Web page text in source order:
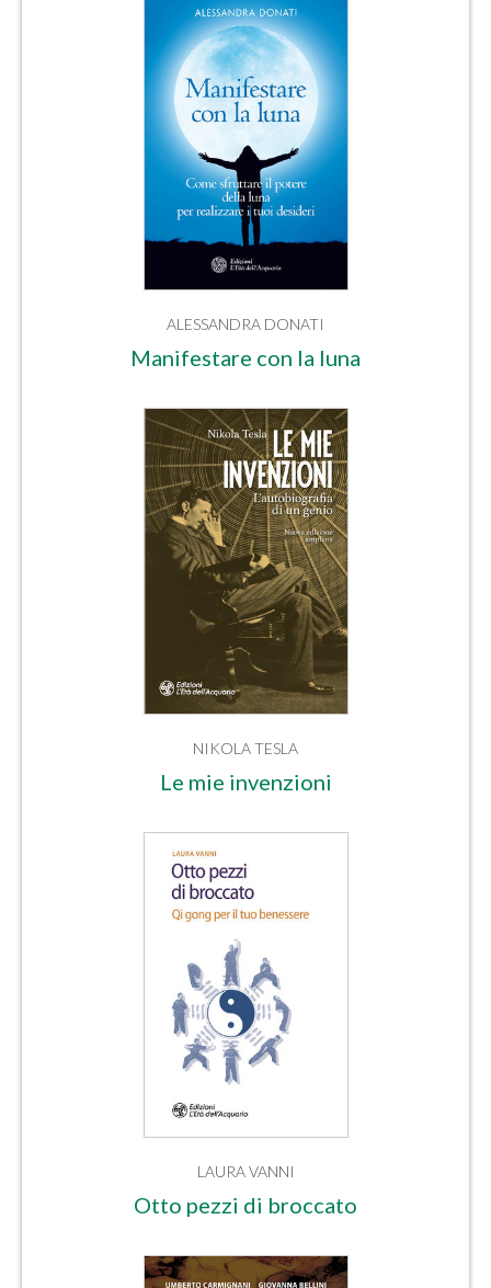
ALESSANDRA DONATI
Manifestare con la luna
NIKOLA TESLA
Le mie invenzioni
LAURA VANNI
Otto pezzi di broccato